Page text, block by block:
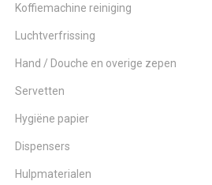
Koffiemachine reiniging
Luchtverfrissing
Hand / Douche en overige zepen
Servetten
Hygiëne papier
Dispensers
Hulpmaterialen